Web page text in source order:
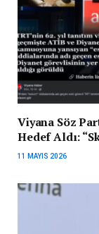
Viyana Söz
Hedef Aldı:
11 MAYIS 2026